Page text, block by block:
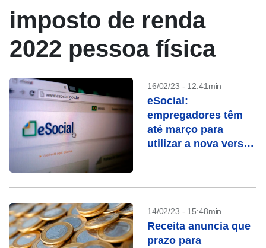
imposto de renda
2022 pessoa física
16/02/23 - 12:41min
eSocial:
empregadores têm
até março para
utilizar a nova versão
14/02/23 - 15:48min
Receita anuncia que
prazo para